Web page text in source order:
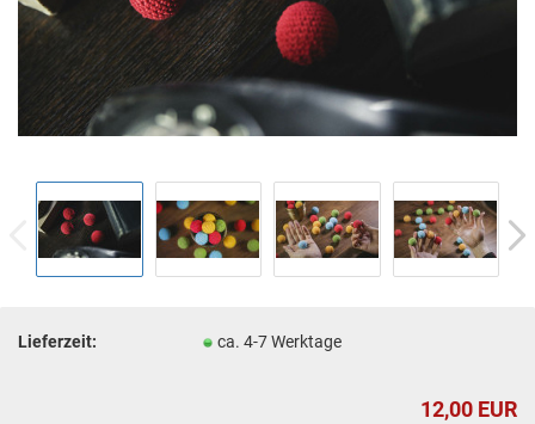
Lieferzeit: ca. 4-7 Werktage
12,00 EUR